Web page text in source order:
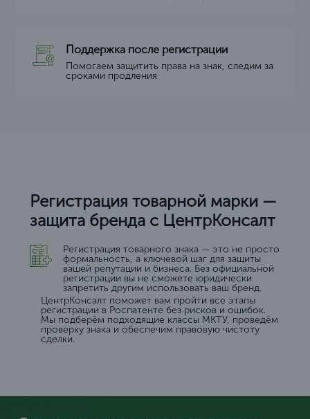
Поддержка после регистрации
Помогаем защитить права на знак, следим за
сроками продления
Регистрация товарной марки —
защита бренда с ЦентрКонсалт
Регистрация товарного знака — это не просто
формальность, а ключевой шаг для защиты
вашей репутации и бизнеса. Без официальной
регистрации вы не сможете юридически
запретить другим использовать ваш бренд.
ЦентрКонсалт поможет вам пройти все этапы
регистрации в Роспатенте без рисков и ошибок.
Мы подберём подходящие классы МКТУ, проведём
проверку знака и обеспечим правовую чистоту
сделки.